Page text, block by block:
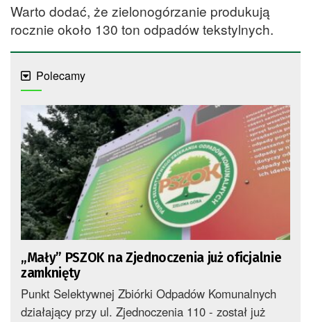
Warto dodać, że zielonogórzanie produkują
rocznie około 130 ton odpadów tekstylnych.
Polecamy
„Mały” PSZOK na Zjednoczenia już oficjalnie
zamknięty
Punkt Selektywnej Zbiórki Odpadów Komunalnych
działający przy ul. Zjednoczenia 110 - został już